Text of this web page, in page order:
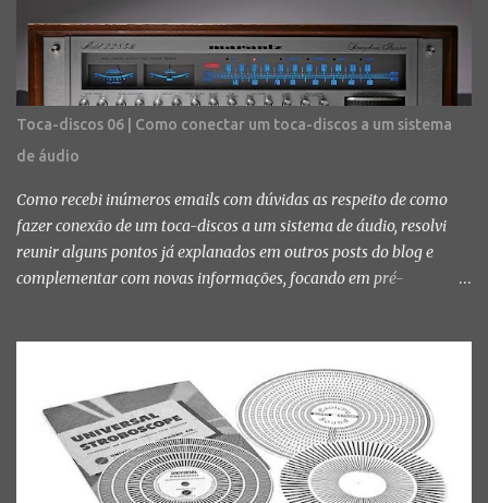
agudo e/ou grave e até misturado em algumas partes do vinil.
Quando você começa a notar esses erros de sonoridade é bem
provável que, salvo algumas exceções, sua agulha é chegando ao
final da vida útil. Fotos: Diego Kloss Quando isso acontecer...
prepare o bolso. As agulhas originais não costumam ser baratas e
nem fáceis de achar e, muitas vezes, você acaba tendo que optar
por agulha de reposição, que é maias barata e mais fácil de ...
Toca-discos 06 | Como conectar um toca-discos a um sistema
de áudio
Como recebi inúmeros emails com dúvidas as respeito de como
fazer conexão de um toca-discos a um sistema de áudio, resolvi
reunir alguns pontos já explanados em outros posts do blog e
complementar com novas informações, focando em pré-
disso, exige bastante conhecimento principalmente sobre os
componentes do sistema, regulagem e nivelamento de toca-discos,
possíveis problemas, entre outros assuntos já abordados na seção
Toca-discos . Lembro novamente que os aparelhos e a forma de
ligá-los são apenas sugestões, assim a escolha por esses segue por